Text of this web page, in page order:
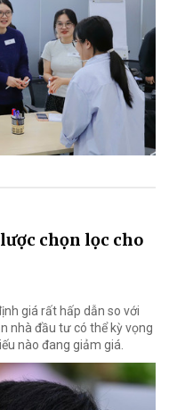
chọn lọc cho
giá rất hấp dẫn so với
nhà đầu tư có thể kỳ vọng
nào đang giảm giá.